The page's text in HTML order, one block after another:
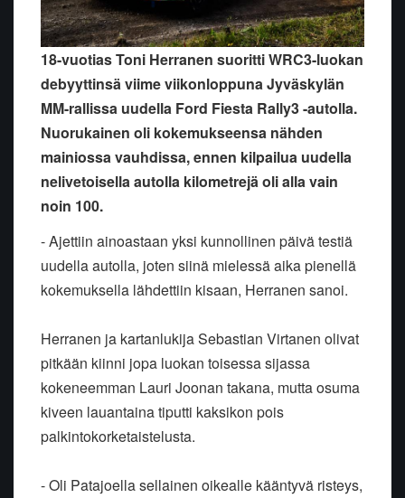
18-vuotias Toni Herranen suoritti WRC3-luokan
debyyttinsä viime viikonloppuna Jyväskylän
MM-rallissa uudella Ford Fiesta Rally3 -autolla.
Nuorukainen oli kokemukseensa nähden
mainiossa vauhdissa, ennen kilpailua uudella
nelivetoisella autolla kilometrejä oli alla vain
noin 100.
- Ajettiin ainoastaan yksi kunnollinen päivä testiä
uudella autolla, joten siinä mielessä aika pienellä
kokemuksella lähdettiin kisaan, Herranen sanoi.
Herranen ja kartanlukija Sebastian Virtanen olivat
pitkään kiinni jopa luokan toisessa sijassa
kokeneemman Lauri Joonan takana, mutta osuma
kiveen lauantaina tiputti kaksikon pois
palkintokorketaistelusta.
- Oli Patajoella sellainen oikealle kääntyvä risteys,